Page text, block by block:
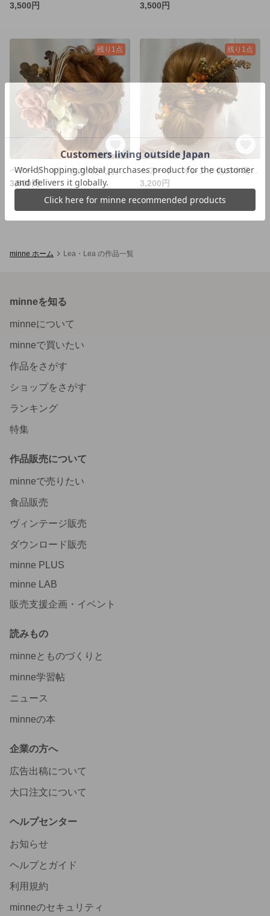
3,500円 3,500円
残り1点
ヘアード ピンクの大きなお花/ユーカリ
3,500円
残り1点
ヘアード オレンジ色の小花／葉物
3,200円
minne ホーム Lea・Lea の作品一覧
minneを知る
minneについて
minneで買いたい
作品をさがす
ショップをさがす
ランキング
特集
作品販売について
minneで売りたい
食品販売
ヴィンテージ販売
ダウンロード販売
minne PLUS
minne LAB
販売支援企画・イベント
読みもの
minneとものづくりと
minne学習帖
ニュース
minneの本
企業の方へ
広告出稿について
大口注文について
ヘルプセンター
お知らせ
ヘルプとガイド
利用規約
minneのセキュリティ